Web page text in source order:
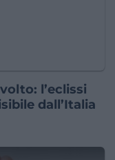
l’eclissi
dall’Italia